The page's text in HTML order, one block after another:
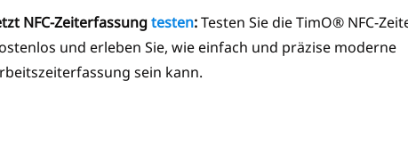
NFC-Zeiterfassungtesten:Testen Sie die TimO® NFC-
und erleben Sie, wie einfach und präzise moderne
sein kann.